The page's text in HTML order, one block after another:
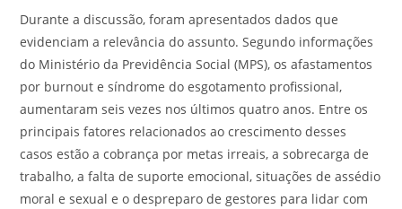
Durante a discussão, foram apresentados dados que
evidenciam a relevância do assunto. Segundo informações
do Ministério da Previdência Social (MPS), os afastamentos
por burnout e síndrome do esgotamento profissional,
aumentaram seis vezes nos últimos quatro anos. Entre os
principais fatores relacionados ao crescimento desses
casos estão a cobrança por metas irreais, a sobrecarga de
trabalho, a falta de suporte emocional, situações de assédio
moral e sexual e o despreparo de gestores para lidar com